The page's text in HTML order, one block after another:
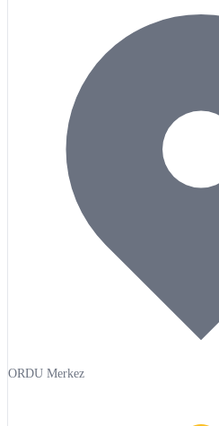
ORDU Merkez